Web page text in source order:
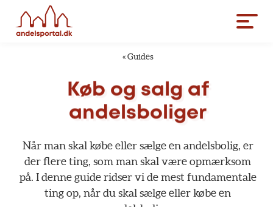
«Guides
Køb og salg af
andelsboliger
Når man skal købe eller sælge en andelsbolig, er
der flere ting, som man skal være opmærksom
på. I denne guide ridser vi de mest fundamentale
ting op, når du skal sælge eller købe en